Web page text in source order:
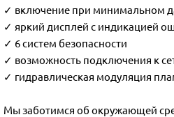
✓ включение при минимальном
✓ яркий дисплей с индикацией
✓ 6 систем безопасности
✓ возможность подключения к
✓ гидравлическая модуляция
Мы заботимся об окружающей